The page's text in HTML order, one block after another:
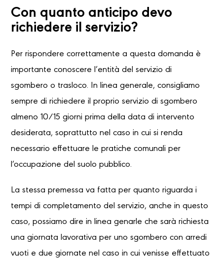
Con quanto anticipo devo
richiedere il servizio?
Per rispondere correttamente a questa domanda è
importante conoscere l’entità del servizio di
sgombero o trasloco. In linea generale, consigliamo
sempre di richiedere il proprio servizio di sgombero
almeno 10/15 giorni prima della data di intervento
desiderata, soprattutto nel caso in cui si renda
necessario effettuare le pratiche comunali per
l’occupazione del suolo pubblico.
La stessa premessa va fatta per quanto riguarda i
tempi di completamento del servizio, anche in questo
caso, possiamo dire in linea genarle che sarà richiesta
una giornata lavorativa per uno sgombero con arredi
vuoti e due giornate nel caso in cui venisse effettuato